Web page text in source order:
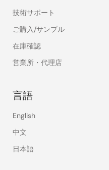
技術サポート
ご購入/サンプル
在庫確認
営業所・代理店
言語
English
中文
日本語